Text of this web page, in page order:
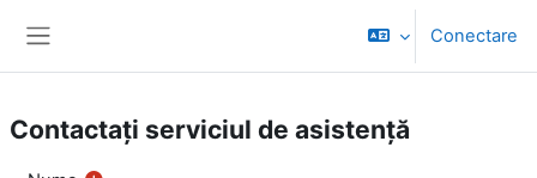
Conectare
Contactați serviciul de asistență